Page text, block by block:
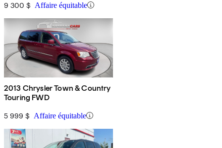
9 300 $ Affaire équitable
2013 Chrysler Town & Country
Touring FWD
5 999 $ Affaire équitable